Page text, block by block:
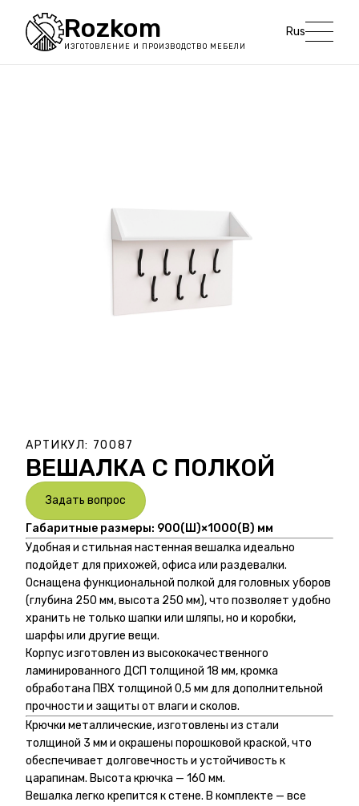
Rozkom
ИЗГОТОВЛЕНИЕ И ПРОИЗВОДСТВО МЕБЕЛИ
Rus
АРТИКУЛ: 70087
ВЕШАЛКА С ПОЛКОЙ
Задать вопрос
Габаритные размеры: 900(Ш)×1000(В) мм
Удобная и стильная настенная вешалка идеально
подойдет для прихожей, офиса или раздевалки.
Оснащена функциональной полкой для головных уборов
(глубина 250 мм, высота 250 мм), что позволяет удобно
хранить не только шапки или шляпы, но и коробки,
шарфы или другие вещи.
Корпус изготовлен из высококачественного
ламинированного ДСП толщиной 18 мм, кромка
обработана ПВХ толщиной 0,5 мм для дополнительной
прочности и защиты от влаги и сколов.
Крючки металлические, изготовлены из стали
толщиной 3 мм и окрашены порошковой краской, что
обеспечивает долговечность и устойчивость к
царапинам. Высота крючка — 160 мм.
Вешалка легко крепится к стене. В комплекте — все